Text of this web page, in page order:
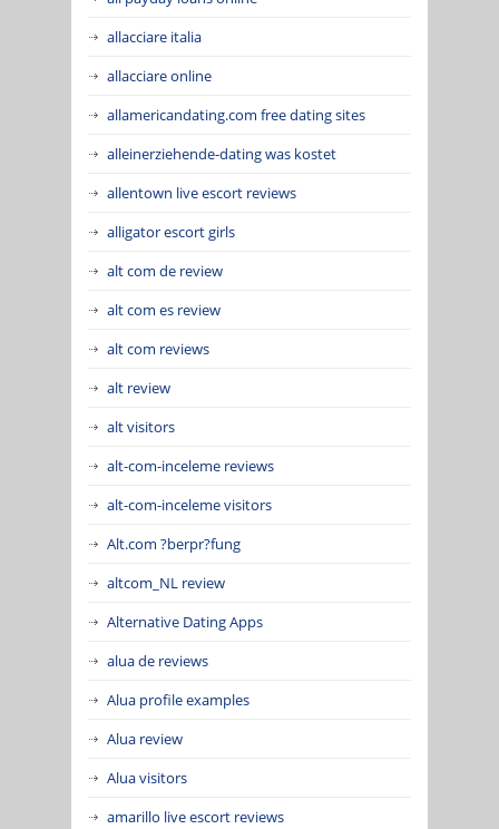
allacciare italia
allacciare online
allamericandating.com free dating sites
alleinerziehende-dating was kostet
allentown live escort reviews
alligator escort girls
alt com de review
alt com es review
alt com reviews
alt review
alt visitors
alt-com-inceleme reviews
alt-com-inceleme visitors
Alt.com ?berpr?fung
altcom_NL review
Alternative Dating Apps
alua de reviews
Alua profile examples
Alua review
Alua visitors
amarillo live escort reviews